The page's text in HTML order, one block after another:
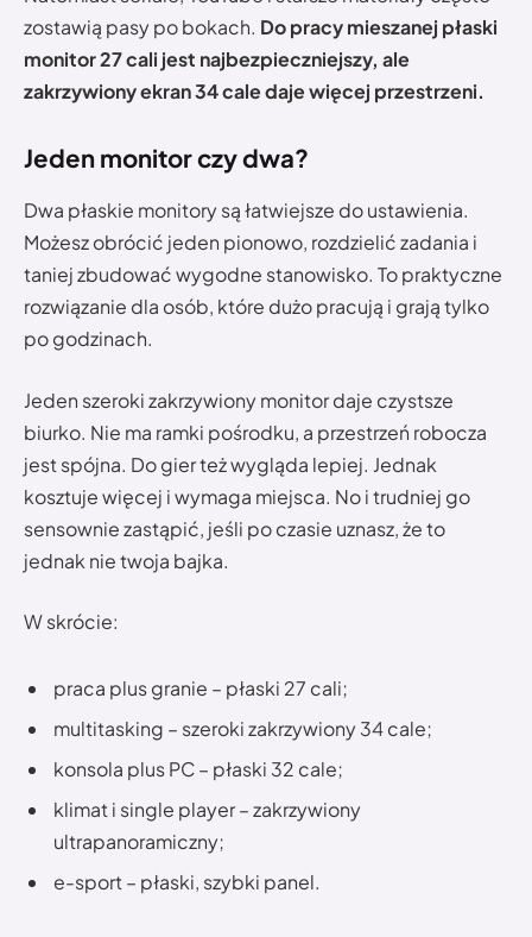
zostawią pasy po bokach. Do pracy mieszanej płaski
monitor 27 cali jest najbezpieczniejszy, ale
zakrzywiony ekran 34 cale daje więcej przestrzeni.
Jeden monitor czy dwa?
Dwa płaskie monitory są łatwiejsze do ustawienia.
Możesz obrócić jeden pionowo, rozdzielić zadania i
taniej zbudować wygodne stanowisko. To praktyczne
rozwiązanie dla osób, które dużo pracują i grają tylko
po godzinach.
Jeden szeroki zakrzywiony monitor daje czystsze
biurko. Nie ma ramki pośrodku, a przestrzeń robocza
jest spójna. Do gier też wygląda lepiej. Jednak
kosztuje więcej i wymaga miejsca. No i trudniej go
sensownie zastąpić, jeśli po czasie uznasz, że to
jednak nie twoja bajka.
W skrócie:
praca plus granie – płaski 27 cali;
multitasking – szeroki zakrzywiony 34 cale;
konsola plus PC – płaski 32 cale;
klimat i single player – zakrzywiony
ultrapanoramiczny;
e-sport – płaski, szybki panel.